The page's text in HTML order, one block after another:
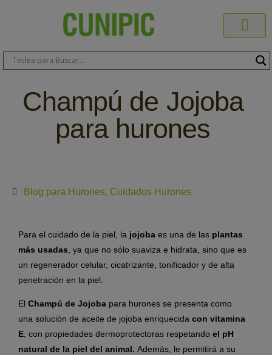
Champú de Jojoba
para hurones
Blog para Hurones, Cuidados Hurones
Para el cuidado de la piel, la jojoba es una de las plantas
más usadas , ya que no sólo suaviza e hidrata, sino que es
un regenerador celular, cicatrizante, tonificador y de alta
penetración en la piel.
El Champú de Jojoba para hurones se presenta como
una solución de aceite de jojoba enriquecida con vitamina
E , con propiedades dermoprotectoras respetando el pH
natural de la piel del animal. Además, le permitirá a su